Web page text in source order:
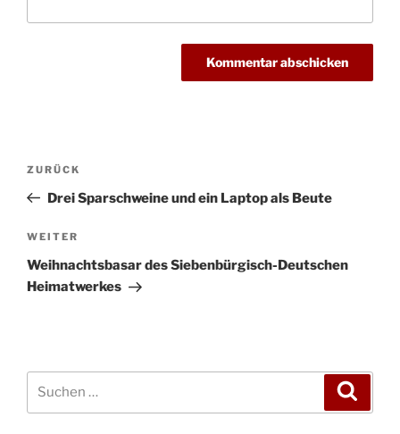
Beitragsnavigation
Vorheriger
Beitrag
ZURÜCK
Drei Sparschweine und ein Laptop als Beute
Nächster
Beitrag
WEITER
Weihnachtsbasar des Siebenbürgisch-Deutschen
Heimatwerkes